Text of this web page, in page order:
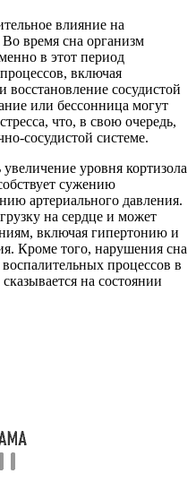
влияние на
время сна организм
в этот период
включая
восстановление сосудистой
или бессонница могут
что, в свою очередь,
сосудистой системе.
уровня кортизола
сужению
артериального давления.
на сердце и может
включая гипертонию и
Кроме того, нарушения сна
процессов в
на состоянии